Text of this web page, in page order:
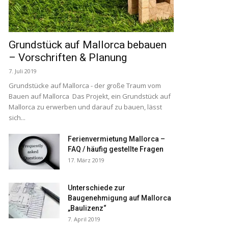
Grundstück auf Mallorca bebauen
– Vorschriften & Planung
7. Juli 2019
Grundstücke auf Mallorca - der große Traum vom
Bauen auf Mallorca Das Projekt, ein Grundstück auf
Mallorca zu erwerben und darauf zu bauen, lässt
sich...
Ferienvermietung Mallorca –
FAQ / häufig gestellte Fragen
17. März 2019
Unterschiede zur
Baugenehmigung auf Mallorca
„Baulizenz“
7. April 2019